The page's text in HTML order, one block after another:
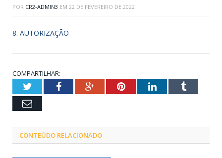
POR CR2-ADMIN3 EM 22 DE FEVEREIRO DE 2022
8. AUTORIZAÇÃO
COMPARTILHAR:
TwitterFacebookGoogle+PinterestLinkedInTumblr
Email
CONTEÚDO RELACIONADO